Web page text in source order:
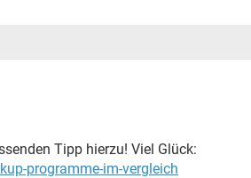
Tipp hierzu! Viel Glück:
programme-im-vergleich